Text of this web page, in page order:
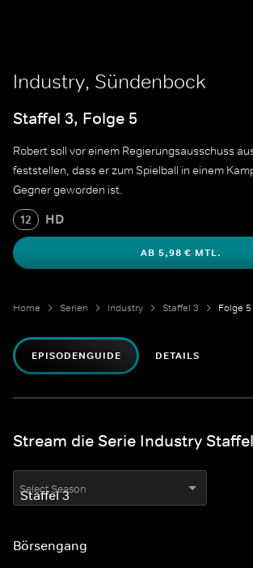
Industry, Sündenbock
Staffel 3, Folge 5
Robert soll vor einem Regierungsausschuss
feststellen, dass er zum Spielball in einem
Gegner geworden ist.
12 HD
AB 5,98 € MTL.
Home Serien Industry Staffel 3 Folge 5
EPISODENGUIDE DETAILS
Stream die Serie Industry
Select Season
Börsengang